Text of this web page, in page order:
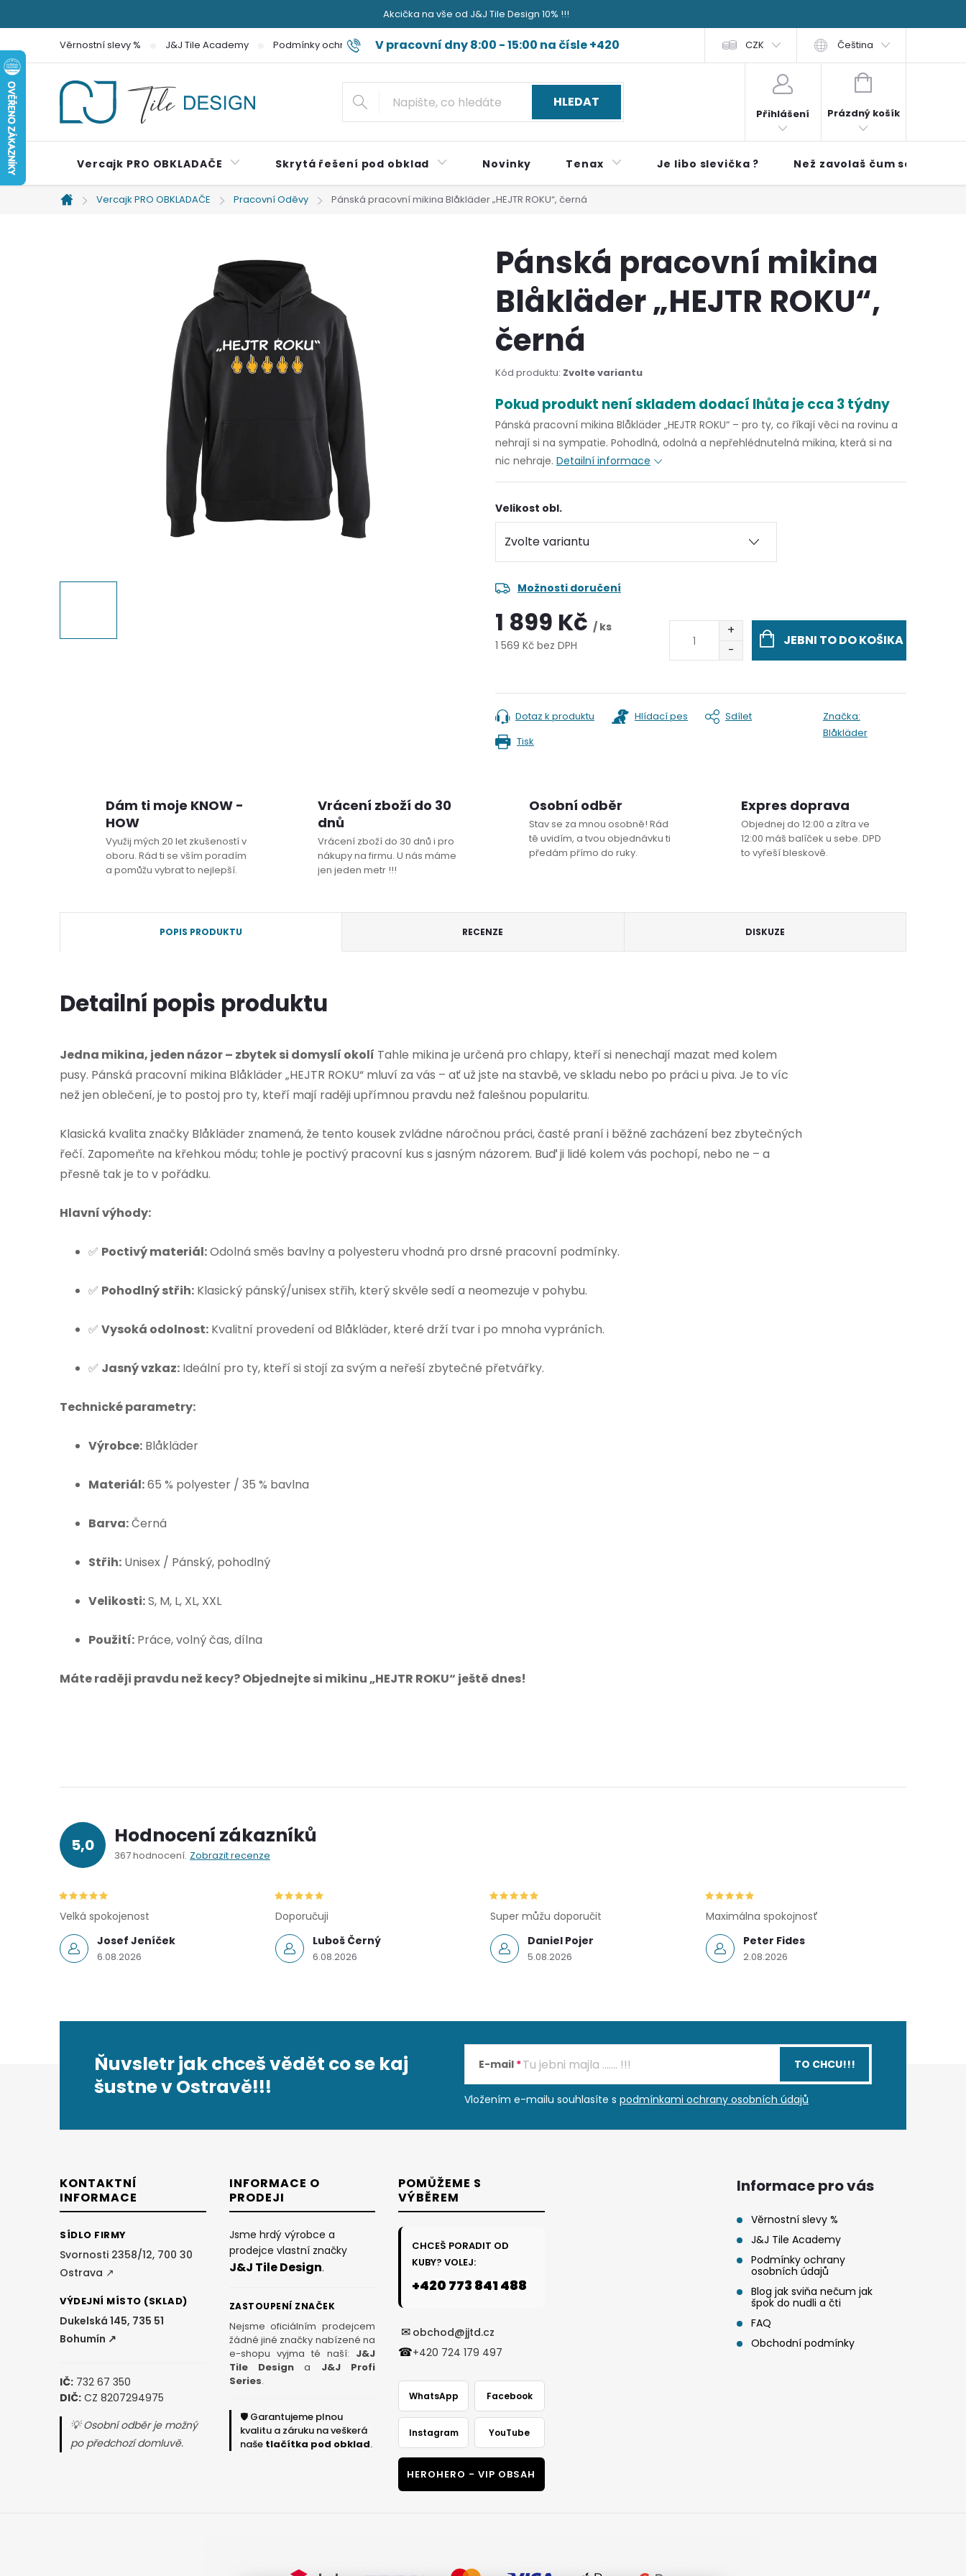
na
obsah
Akcička na vše od J&J Tile Design 10% !!!
V pracovní dny 8:00 - 15:00 na čísle +420
724 179 497
Věrnostní slevy % J&J Tile Academy Podmínky ochrany osobních údajů Blog jak sviňa nečum jak špok do nudli a čti Obchodní podmínky
CZK Čeština
HLEDAT
Přihlášení
NÁKUPNÍ KOŠÍK
Prázdný košík
Vercajk PRO OBKLADAČE Skrytá řešení pod obklad Novinky Tenax Je libo slevička ? Než zavolaš čum sem!!
Domů
Vercajk PRO OBKLADAČE Pracovní Oděvy Pánská pracovní mikina Blåkläder „HEJTR ROKU“, černá
Pánská pracovní mikina
Blåkläder „HEJTR ROKU“,
černá
Kód produktu: Zvolte variantu
Pokud produkt není skladem dodací lhůta je cca 3 týdny
Pánská pracovní mikina Blåkläder „HEJTR ROKU“ – pro ty, co říkají věci na rovinu a
nehrají si na sympatie. Pohodlná, odolná a nepřehlédnutelná mikina, která si na
nic nehraje. Detailní informace
Velikost obl.
Možnosti doručení
1 899 Kč / ks
1 569 Kč bez DPH
JEBNI TO DO KOŠIKA
Tisk
Dotaz k produktu Hlídací pes Sdílet
Značka:
Blåkläder
Dám ti moje KNOW -
HOW
Využij mých 20 let zkušeností v
oboru. Rád ti se vším poradím
a pomůžu vybrat to nejlepší.
Vrácení zboží do 30
dnů
Vrácení zboží do 30 dnů i pro
nákupy na firmu. U nás máme
jen jeden metr !!!
Osobní odběr
Stav se za mnou osobně! Rád
tě uvidím, a tvou objednávku ti
předám přímo do ruky.
Expres doprava
Objednej do 12:00 a zítra ve
12:00 máš balíček u sebe. DPD
to vyřeší bleskově.
POPIS PRODUKTU RECENZE DISKUZE
Detailní popis produktu
Jedna mikina, jeden názor – zbytek si domyslí okolí Tahle mikina je určená pro chlapy, kteří si nenechají mazat med kolem
pusy. Pánská pracovní mikina Blåkläder „HEJTR ROKU“ mluví za vás – ať už jste na stavbě, ve skladu nebo po práci u piva. Je to víc
než jen oblečení, je to postoj pro ty, kteří mají raději upřímnou pravdu než falešnou popularitu.
Klasická kvalita značky Blåkläder znamená, že tento kousek zvládne náročnou práci, časté praní i běžné zacházení bez zbytečných
řečí. Zapomeňte na křehkou módu; tohle je poctivý pracovní kus s jasným názorem. Buď ji lidé kolem vás pochopí, nebo ne – a
přesně tak je to v pořádku.
Hlavní výhody:
✅ Poctivý materiál:Odolná směs bavlny a polyesteru vhodná pro drsné pracovní podmínky.
✅ Pohodlný střih: Klasický pánský/unisex střih, který skvěle sedí a neomezuje v pohybu.
✅ Vysoká odolnost: Kvalitní provedení od Blåkläder, které drží tvar i po mnoha vypráních.
✅ Jasný vzkaz: Ideální pro ty, kteří si stojí za svým a neřeší zbytečné přetvářky.
Technické parametry:
Výrobce: Blåkläder
Materiál:65 % polyester / 35 % bavlna
Barva:Černá
Střih: Unisex / Pánský, pohodlný
Velikosti:S, M, L, XL, XXL
Použití: Práce, volný čas, dílna
Máte raději pravdu než kecy? Objednejte si mikinu „HEJTR ROKU“ ještě dnes!
5,0 Hodnocení zákazníků
367 hodnocení Zobrazit recenze
Josef Jeníček
6.08.2026
Velká spokojenost
Luboš Černý
6.08.2026
Doporučuji
Daniel Pojer
5.08.2026
Super můžu doporučit
Peter Fides
2.08.2026
Maximálna spokojnosť
Ňuvsletr jak chceš vědět co se kaj
šustne v Ostravě!!!
E-mail
Vložením e-mailu souhlasíte s podmínkami ochrany osobních údajů
TO CHCU!!!
KONTAKTNÍ
INFORMACE
SÍDLO FIRMY
Svornosti 2358/12, 700 30
Ostrava ↗
VÝDEJNÍ MÍSTO (SKLAD)
Dukelská 145, 735 51
Bohumín ↗
IČ: 732 67 350
DIČ: CZ 8207294975
💡 Osobní odběr je možný
po předchozí domluvě.
INFORMACE O
PRODEJI
Jsme hrdý výrobce a
prodejce vlastní značky
J&J Tile Design.
ZASTOUPENÍ ZNAČEK
Nejsme oficiálním prodejcem
žádné jiné značky nabízené na
e-shopu vyjma té naší: J&J
Tile Design a J&J Profi
Series.
🛡️ Garantujeme plnou
kvalitu a záruku na veškerá
naše tlačítka pod obklad.
POMŮŽEME S
VÝBĚREM
CHCEŠ PORADIT OD
KUBY? VOLEJ:
+420 773 841 488
✉ obchod@jjtd.cz
☎+420 724 179 497
WhatsApp Facebook
Instagram YouTube
HEROHERO - VIP OBSAH
Informace pro vás
Věrnostní slevy %
J&J Tile Academy
Podmínky ochrany
osobních údajů
Blog jak sviňa nečum jak
špok do nudli a čti
FAQ
Obchodní podmínky